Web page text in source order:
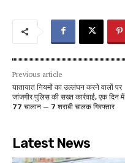
Previous article
यातायात नियमों का उल्लंघन करने वालों पर
जांजगीर पुलिस की सख्त कार्रवाई, एक दिन में
77 चालान — 7 शराबी चालक गिरफ्तार
Latest News